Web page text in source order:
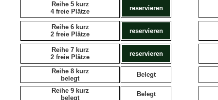
Reihe 5 kurz
4 freie Plätze
reservieren
Reihe 6 kurz
2 freie Plätze
reservieren
Reihe 7 kurz
2 freie Plätze
reservieren
Reihe 8 kurz
belegt
Belegt
Reihe 9 kurz
belegt
Belegt